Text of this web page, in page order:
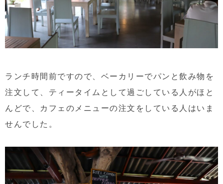
ランチ時間前ですので、ベーカリーでパンと飲み物を
注文して、ティータイムとして過ごしている人がほと
んどで、カフェのメニューの注文をしている人はいま
せんでした。